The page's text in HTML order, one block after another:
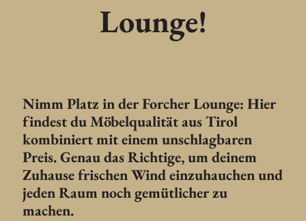
Lounge!
Nimm Platz in der Forcher Lounge: Hier
findest du Möbelqualität aus Tirol
kombiniert mit einem unschlagbaren
Preis. Genau das Richtige, um deinem
Zuhause frischen Wind einzuhauchen und
jeden Raum noch gemütlicher zu
machen.